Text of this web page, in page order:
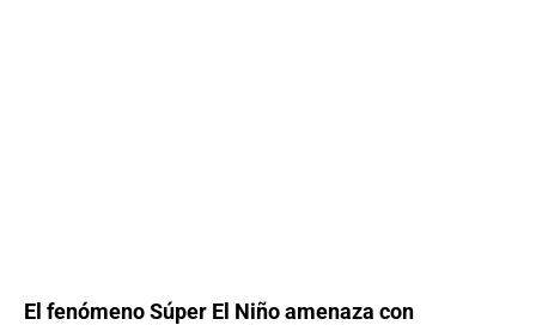
El fenómeno Súper El Niño amenaza con